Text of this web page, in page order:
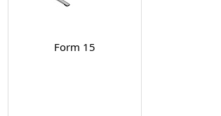
Form 15